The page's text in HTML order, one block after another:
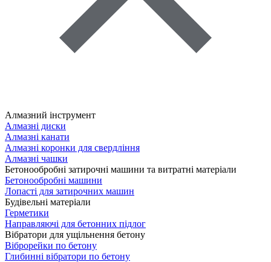
Алмазний інструмент
Алмазні диски
Алмазні канати
Алмазні коронки для свердління
Алмазні чашки
Бетонообробні затирочні машини та витратні матеріали
Бетонообробні машини
Лопасті для затирочних машин
Будівельні матеріали
Герметики
Направляючі для бетонних підлог
Вібратори для ущільнення бетону
Віброрейки по бетону
Глибинні вібратори по бетону